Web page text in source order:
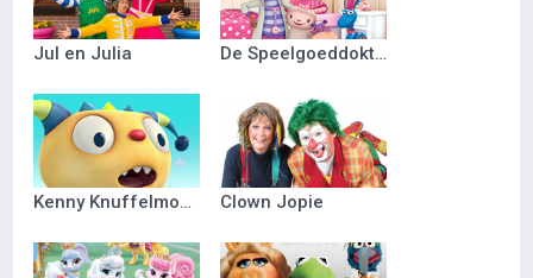
Jul en Julia De Speelgoeddokter
Kenny Knuffelmonster Clown Jopie